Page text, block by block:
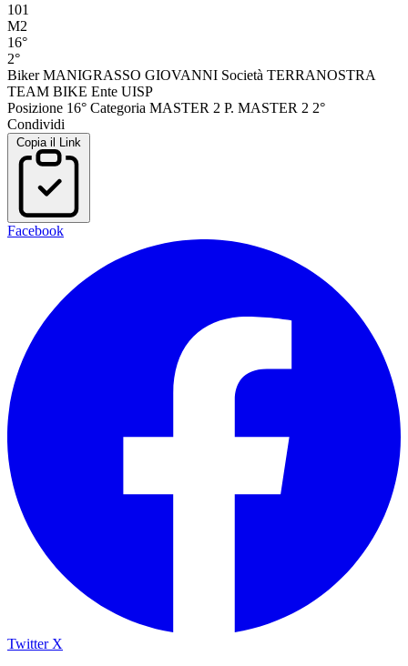
101
M2
16°
2°
Biker MANIGRASSO GIOVANNI Società TERRANOSTRA
TEAM BIKE Ente UISP
Posizione 16° Categoria MASTER 2 P. MASTER 2 2°
Condividi
Copia il Link
Facebook
Twitter X